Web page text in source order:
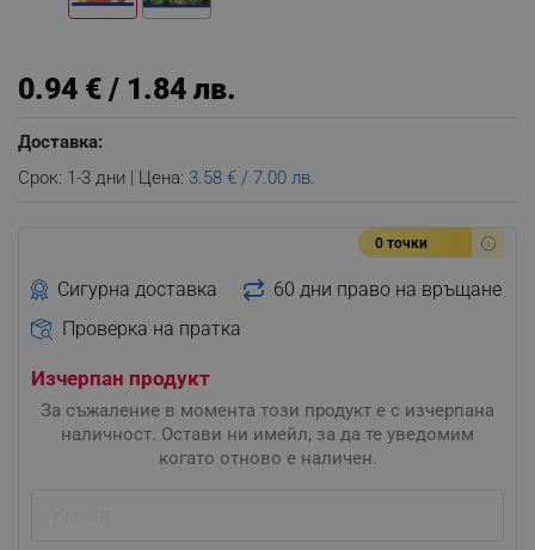
0.94 € / 1.84 лв.
Доставка:
Срок: 1-3 дни | Цена: 3.58 € / 7.00 лв.
0 точки
Сигурна доставка
60 дни право на връщане
Проверка на пратка
Изчерпан продукт
За съжаление в момента този продукт е с изчерпана
наличност. Остави ни имейл, за да те уведомим
когато отново е наличен.